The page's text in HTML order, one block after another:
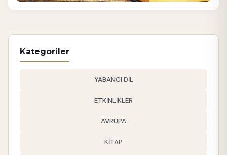
Kategoriler
YABANCI DİL
ETKİNLİKLER
AVRUPA
KİTAP